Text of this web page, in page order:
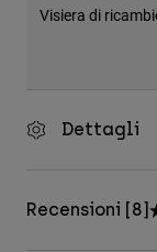
Visiera di
Dettagli
Recensioni [8]